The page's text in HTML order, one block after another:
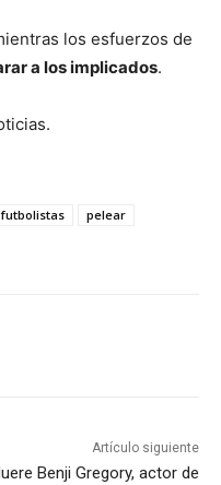
los esfuerzos de
a los implicados.
futbolistas
pelear
Artículo siguiente
Benji Gregory, actor de